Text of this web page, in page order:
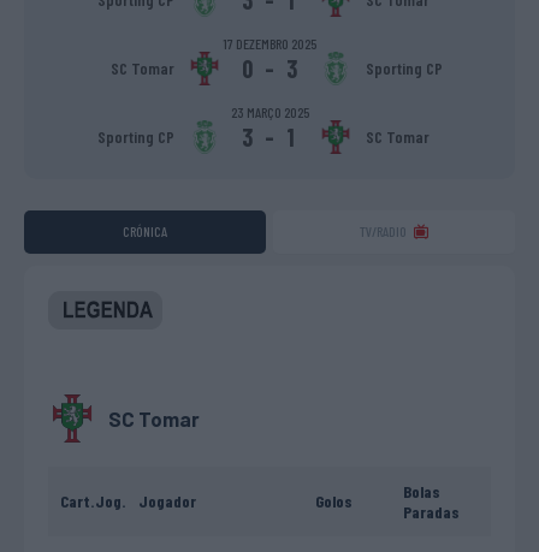
17 DEZEMBRO 2025
SC Tomar 0 - 3 Sporting CP
23 MARÇO 2025
Sporting CP 3 - 1 SC Tomar
CRÓNICA TV/RADIO
SC Tomar
Cart.Jog. Jogador Golos
Bolas
Paradas